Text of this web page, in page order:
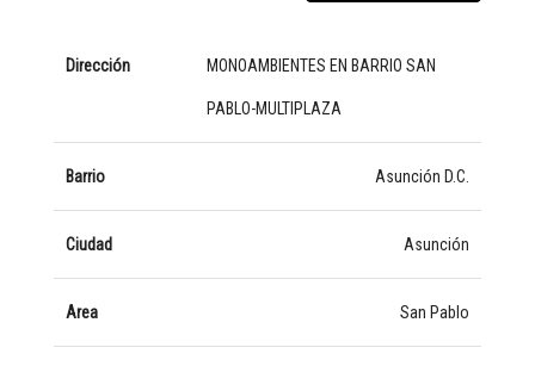
Dirección MONOAMBIENTES EN BARRIO SAN
PABLO-MULTIPLAZA
Barrio Asunción D.C.
Ciudad Asunción
Area San Pablo